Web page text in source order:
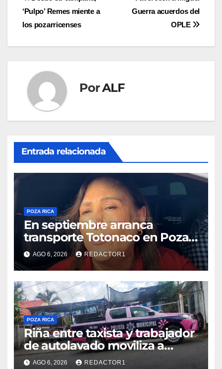
de
entradas
Guerra acuerdos del
OPLE
‘Pulpo’ Remes miente a
los pozarricenses
PorALF
Entrada relacionada
POZA RICA
En septiembre arranca
transporte Totonaco en Poza
Rica
AGO 6, 2026 REDACTOR1
POZA RICA
Riña entre taxista y trabajador
de autolavado moviliza a
policías en Poza Rica
AGO 6, 2026 REDACTOR1